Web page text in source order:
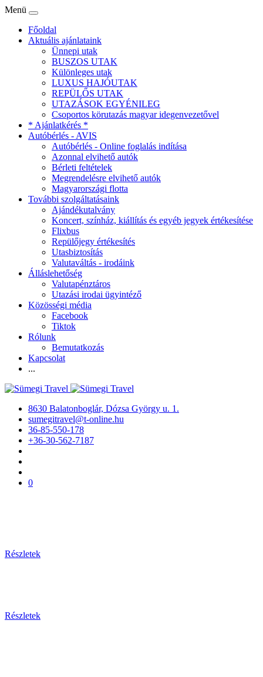
Menü
Főoldal
Aktuális ajánlataink
Ünnepi utak
BUSZOS UTAK
Különleges utak
LUXUS HAJÓUTAK
REPÜLŐS UTAK
UTAZÁSOK EGYÉNILEG
Csoportos körutazás magyar idegenvezetővel
* Ajánlatkérés *
Autóbérlés - AVIS
Autóbérlés - Online foglalás indítása
Azonnal elvihető autók
Bérleti feltételek
Megrendelésre elvihető autók
Magyarországi flotta
További szolgáltatásaink
Ajándékutalvány
Koncert, színház, kiállítás és egyéb jegyek értékesítése
Flixbus
Repülőjegy értékesítés
Utasbiztosítás
Valutaváltás - irodáink
Álláslehetőség
Valutapénztáros
Utazási irodai ügyintéző
Közösségi média
Facebook
Tiktok
Rólunk
Bemutatkozás
Kapcsolat
...
8630 Balatonboglár, Dózsa György u. 1.
sumegitravel@t-online.hu
36-85-550-178
+36-30-562-7187
0
Részletek
Részletek